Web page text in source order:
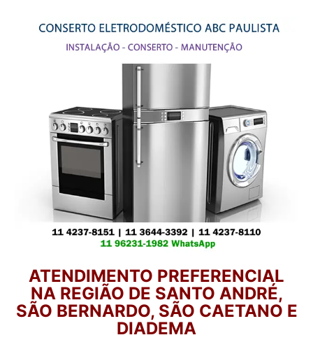
ATENDIMENTO PREFERENCIAL
NA REGIÃO DE SANTO ANDRÉ,
SÃO BERNARDO, SÃO CAETANO E
DIADEMA